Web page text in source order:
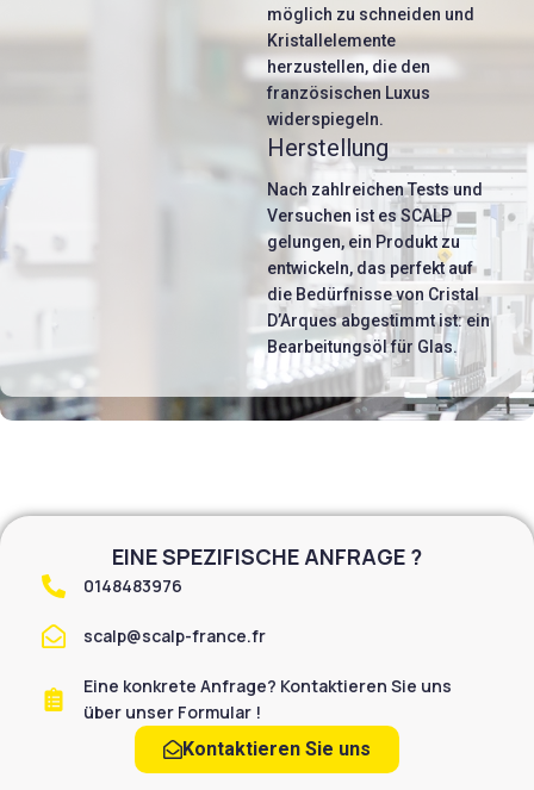
möglich zu schneiden und
Kristallelemente
herzustellen, die den
französischen Luxus
widerspiegeln.
Herstellung
Nach zahlreichen Tests und
Versuchen ist es SCALP
gelungen, ein Produkt zu
entwickeln, das perfekt auf
die Bedürfnisse von Cristal
D’Arques abgestimmt ist: ein
Bearbeitungsöl für Glas.
EINE SPEZIFISCHE ANFRAGE ?
0148483976
scalp@scalp-france.fr
Eine konkrete Anfrage? Kontaktieren Sie uns
über unser Formular !
Kontaktieren Sie uns